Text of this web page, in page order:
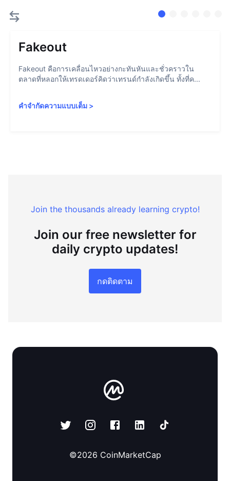
Fakeout
Fakeout คือการเคลื่อนไหวอย่างกะทันหันและชั่วคราวใน
ตลาดที่หลอกให้เทรดเดอร์คิดว่าเทรนด์กำลังเกิดขึ้น ทั้งที่ค...
คำจำกัดความแบบเต็ม >
Join the thousands already learning crypto!
Join our free newsletter for
daily crypto updates!
กดติดตาม
©2026 CoinMarketCap